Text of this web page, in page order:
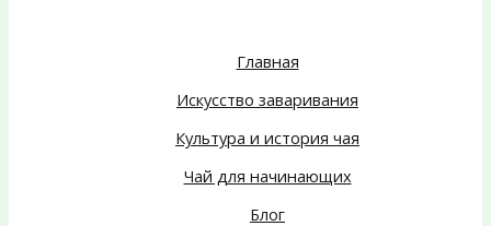
Главная
Искусство заваривания
Культура и история чая
Чай для начинающих
Блог